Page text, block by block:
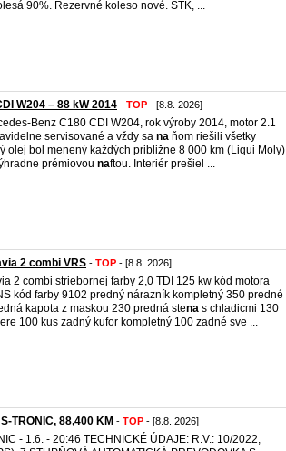
90%. Rezervné koleso nové. STK, ...
W204 – 88 kW 2014 - TOP - [8.8. 2026]
Benz C180 CDI W204, rok výroby 2014, motor 2.1
servisované a vždy sa na ňom riešili všetky
olej bol menený každých približne 8 000 km (Liqui Moly)
prémiovou naftou. Interiér prešiel ...
2 combi VRS - TOP - [8.8. 2026]
2 combi striebornej farby 2,0 TDI 125 kw kód motora
kód farby 9102 predný nárazník kompletný 350 predné
kapota z maskou 230 predná stena s chladicmi 130
100 kus zadný kufor kompletný 100 zadné sve ...
TRONIC, 88,400 KM - TOP - [8.8. 2026]
- 1.6. - 20:46 TECHNICKÉ ÚDAJE: R.V.: 10/2022,